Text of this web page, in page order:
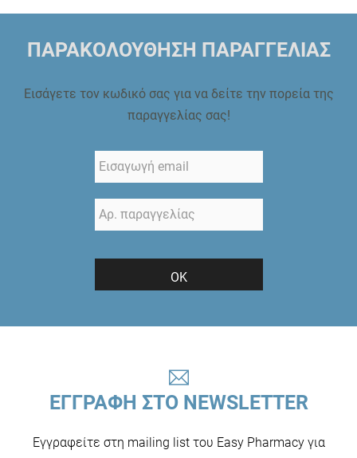
ΠΑΡΑΚΟΛΟΥΘΗΣΗ ΠΑΡΑΓΓΕΛΙΑΣ
Εισάγετε τον κωδικό σας για να δείτε την πορεία της
παραγγελίας σας!
ΟΚ
ΕΓΓΡΑΦΗ ΣΤΟ NEWSLETTER
Εγγραφείτε στη mailing list του Easy Pharmacy για